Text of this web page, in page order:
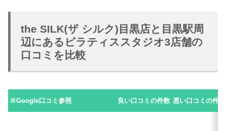
the SILK(ザ シルク)目黒店と目黒駅周
辺にあるピラティススタジオ3店舗の
口コミを比較
※Google口コミ参照 良い口コミの件数 悪い口コミの件数